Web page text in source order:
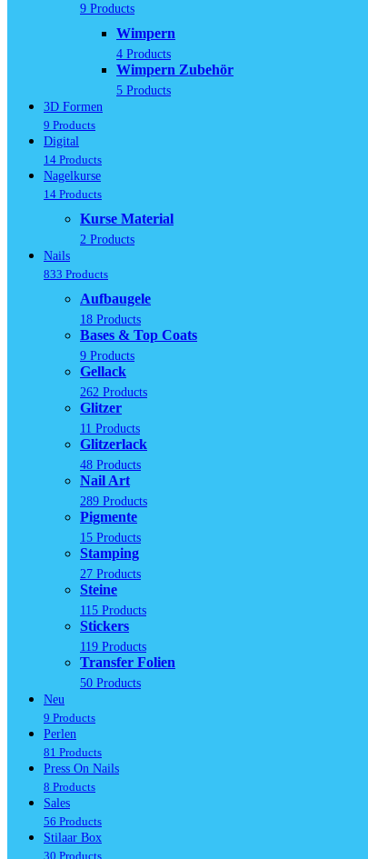
9 Products
Wimpern
4 Products
Wimpern Zubehör
5 Products
3D Formen
9 Products
Digital
14 Products
Nagelkurse
14 Products
Kurse Material
2 Products
Nails
833 Products
Aufbaugele
18 Products
Bases & Top Coats
9 Products
Gellack
262 Products
Glitzer
11 Products
Glitzerlack
48 Products
Nail Art
289 Products
Pigmente
15 Products
Stamping
27 Products
Steine
115 Products
Stickers
119 Products
Transfer Folien
50 Products
Neu
9 Products
Perlen
81 Products
Press On Nails
8 Products
Sales
56 Products
Stilaar Box